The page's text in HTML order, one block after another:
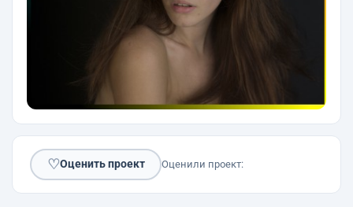
♡Оценить проект Оценили проект: